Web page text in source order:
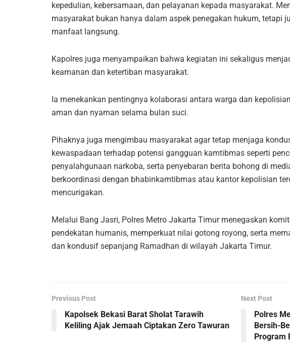
kepedulian, kebersamaan, dan pelayanan kepada masyarakat.
masyarakat bukan hanya dalam aspek penegakan hukum, tetapi
manfaat langsung.
Kapolres juga menyampaikan bahwa kegiatan ini sekaligus
keamanan dan ketertiban masyarakat.
Ia menekankan pentingnya kolaborasi antara warga dan
aman dan nyaman selama bulan suci.
Pihaknya juga mengimbau masyarakat agar tetap menjaga
kewaspadaan terhadap potensi gangguan kamtibmas seperti
penyalahgunaan narkoba, serta penyebaran berita bohong di
berkoordinasi dengan bhabinkamtibmas atau kantor kepolisian
mencurigakan.
Melalui Bang Jasri, Polres Metro Jakarta Timur menegaskan
pendekatan humanis, memperkuat nilai gotong royong, serta
dan kondusif sepanjang Ramadhan di wilayah Jakarta Timur.
Previous Post
Kapolsek Bekasi Barat Sholat Tarawih
Keliling Ajak Jemaah Ciptakan Zero Tawuran
Next Post
Polres
Bersih-
Program